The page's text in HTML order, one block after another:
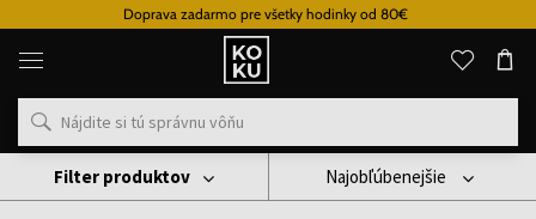
Doprava zadarmo pre všetky hodinky od 80€
Originálne
parfémy
hodinky
na
mieste
Značky
Assala Prime Najobľúbenejšie
Filter produktov